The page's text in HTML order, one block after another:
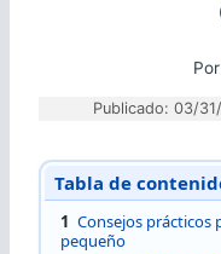
Por
Publicado: 03/
Tabla de
1 Consejos prácticos
pequeño